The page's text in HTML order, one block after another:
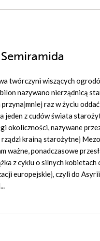
twórczyni wiszących
nazywano nierządnicą
raz w życiu
jeden z cudów świata
okoliczności, nazywane
krainą starożytnej
ważne, ponadczasowe
z cyklu o silnych
europejskiej, czyli do